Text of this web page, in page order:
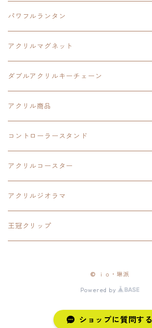
黎の軌跡Ⅱ
碧の軌跡：改
閃の軌跡Ⅲ
黎の軌跡
黎の軌跡Ⅱ
イースⅧ
イースⅩ
創の軌跡
パワフルランタン
創の軌跡
アクリルマグネット
創の軌跡
界の軌跡
ダブルアクリルキーチェーン
創の軌跡
アクリル商品
LEDアクリルカード
界の軌跡
アクリルジオラマ
コントローラースタンド
イースⅨ
閃の軌跡Ⅳ
碧の軌跡:改
アクリルコースター
イースⅧ
閃の軌跡Ⅱ
アクリルジオラマ
閃の軌跡Ⅲ
王冠クリップ
© ｉｏ・琳派
Powered by
ショップに質問する